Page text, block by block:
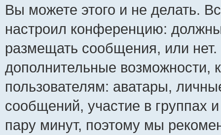
Вы можете этого и не делать.
настроил конференцию:
размещать сообщения, или
дополнительные
пользователям: аватары,
сообщений, участие в группах
пару минут, поэтому мы